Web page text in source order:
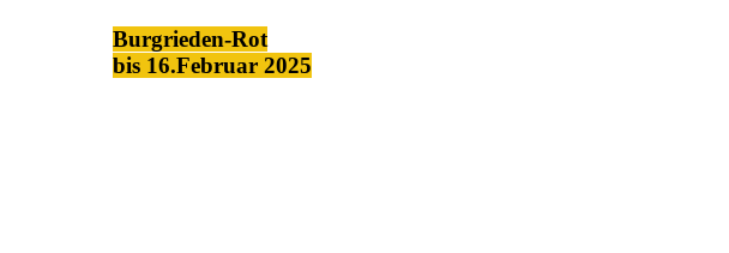
Burgrieden-Rot
bis 16.Februar 2025